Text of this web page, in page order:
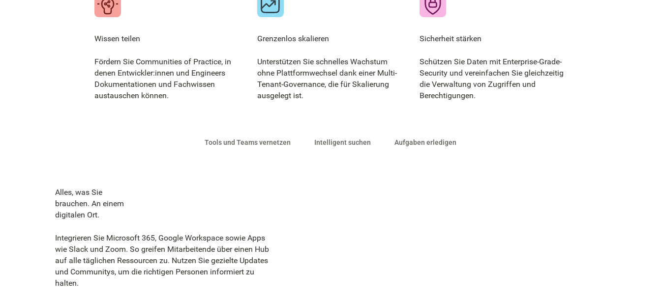
Wissen teilen
Fördern Sie Communities of Practice, in
denen Entwickler:innen und Engineers
Dokumentationen und Fachwissen
austauschen können.
Grenzenlos skalieren
Unterstützen Sie schnelles Wachstum
ohne Plattformwechsel dank einer Multi-
Tenant-Governance, die für Skalierung
ausgelegt ist.
Sicherheit stärken
Schützen Sie Daten mit Enterprise-Grade-
Security und vereinfachen Sie gleichzeitig
die Verwaltung von Zugriffen und
Berechtigungen.
Tools und Teams vernetzen Intelligent suchen Aufgaben erledigen
Alles, was Sie
brauchen. An einem
digitalen Ort.
Integrieren Sie Microsoft 365, Google Workspace sowie Apps
wie Slack und Zoom. So greifen Mitarbeitende über einen Hub
auf alle täglichen Ressourcen zu. Nutzen Sie gezielte Updates
und Communitys, um die richtigen Personen informiert zu
halten.